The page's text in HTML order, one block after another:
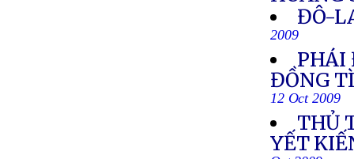
ĐÔ-
2009
PHÁI
ĐỒNG
12 Oct 2009
THỦ
YẾT